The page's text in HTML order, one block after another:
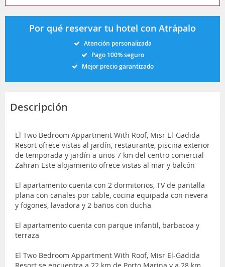
Por qué reservar tu hotel con Atrápalo
Atención personalizada
Pago 100% seguro
Mejor precio garantizado
Descripción
El Two Bedroom Appartment With Roof, Misr El-Gadida
Resort ofrece vistas al jardín, restaurante, piscina exterior
de temporada y jardín a unos 7 km del centro comercial
Zahran Este alojamiento ofrece vistas al mar y balcón
El apartamento cuenta con 2 dormitorios, TV de pantalla
plana con canales por cable, cocina equipada con nevera
y fogones, lavadora y 2 baños con ducha
El apartamento cuenta con parque infantil, barbacoa y
terraza
El Two Bedroom Appartment With Roof, Misr El-Gadida